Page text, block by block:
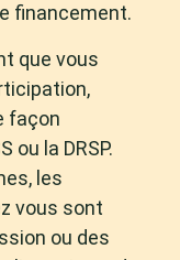
financement.
que vous
façon
ou la DRSP.
les
vous sont
ou des